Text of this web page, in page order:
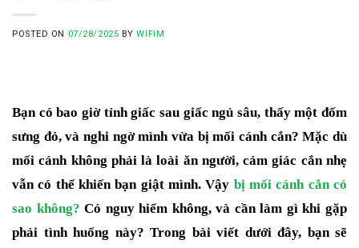
POSTED ON 07/28/2025 BYWIFIM
Bạn có bao giờ tỉnh giấc sau giấc ngủ sâu, thấy một đốm
sưng đỏ, và nghi ngờ mình vừa bị mối cánh cắn? Mặc dù
mối cánh không phải là loài ăn người, cảm giác cắn nhẹ
vẫn có thể khiến bạn giật mình. Vậy bị mối cánh cắn có
sao không? Có nguy hiểm không, và cần làm gì khi gặp
phải tình huống này? Trong bài viết dưới đây, bạn sẽ